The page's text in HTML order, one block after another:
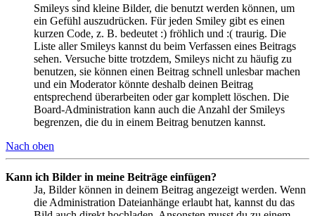
Smileys sind kleine Bilder, die benutzt werden können, um
ein Gefühl auszudrücken. Für jeden Smiley gibt es einen
kurzen Code, z. B. bedeutet :) fröhlich und :( traurig. Die
Liste aller Smileys kannst du beim Verfassen eines Beitrags
sehen. Versuche bitte trotzdem, Smileys nicht zu häufig zu
benutzen, sie können einen Beitrag schnell unlesbar machen
und ein Moderator könnte deshalb deinen Beitrag
entsprechend überarbeiten oder gar komplett löschen. Die
Board-Administration kann auch die Anzahl der Smileys
begrenzen, die du in einem Beitrag benutzen kannst.
Nach oben
Kann ich Bilder in meine Beiträge einfügen?
Ja, Bilder können in deinem Beitrag angezeigt werden. Wenn
die Administration Dateianhänge erlaubt hat, kannst du das